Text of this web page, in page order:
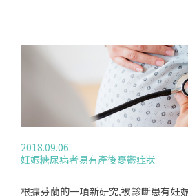
尿病盛行率的相關統計.為避免錯過為
計及追蹤.妊娠糖尿病產後多會復原,
婦產科醫師討論如何定期追蹤、檢查,
時,也應主動告知醫師相關病史.編譯
DailyMail(2018.11.01)
起糖尿病,且多吃糖類食物,可能會使
糖尿病的風險.但是,超過每日建議的
飲食中含有過多的糖分.水果含有多種
此它是健康飲食的重要部分.選擇新鮮
或奶昔,可以幫助減少糖的攝入量.風
嗎？超重的人比沒有超重的人更容易
的主要原因之一是如果一個人攝入的
指南)吃水果不應該增加患糖尿病的風
每天飲用不超過1杯果汁有助於將糖攝
診斷出第2型糖尿病的程度.雖然前期
2018.09.06
妊娠糖尿病者易有產後憂鬱症狀
根據芬蘭的一項新研究,被診斷患有妊